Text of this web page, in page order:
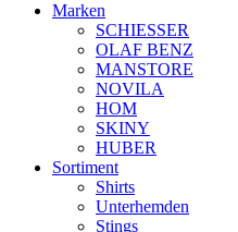
Marken
SCHIESSER
OLAF BENZ
MANSTORE
NOVILA
HOM
SKINY
HUBER
Sortiment
Shirts
Unterhemden
Stings